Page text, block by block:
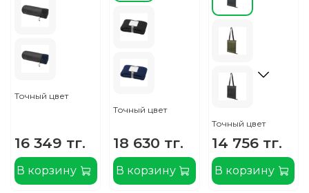
Точный цвет
16 349 тг.
В корзину
Точный цвет
18 630 тг.
В корзину
Точный цвет
14 756 тг.
В корзину